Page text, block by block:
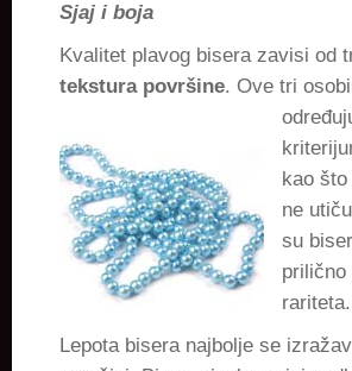
Sjaj i boja
Kvalitet plavog bisera zavisi od
tekstura površine. Ove tri
kao
ne
su
prilično
rariteta.
Lepota bisera najbolje se